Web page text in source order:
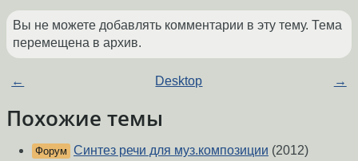
Вы не можете добавлять комментарии в эту тему. Тема
перемещена в архив.
← Desktop →
Похожие темы
Форум Синтез речи для муз.композиции (2012)